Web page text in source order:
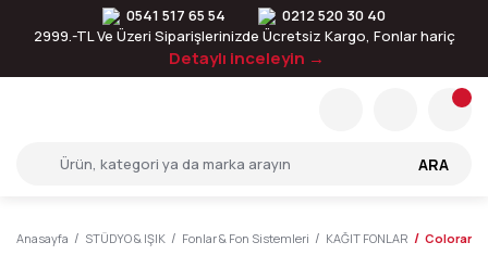
0541 517 65 54
0212 520 30 40
2999.-TL Ve Üzeri Siparişlerinizde Ücretsiz Kargo, Fonlar hariç
Detaylı inceleyin →
ARA
Anasayfa STÜDYO & IŞIK Fonlar & Fon Sistemleri KAĞIT FONLAR Colorama